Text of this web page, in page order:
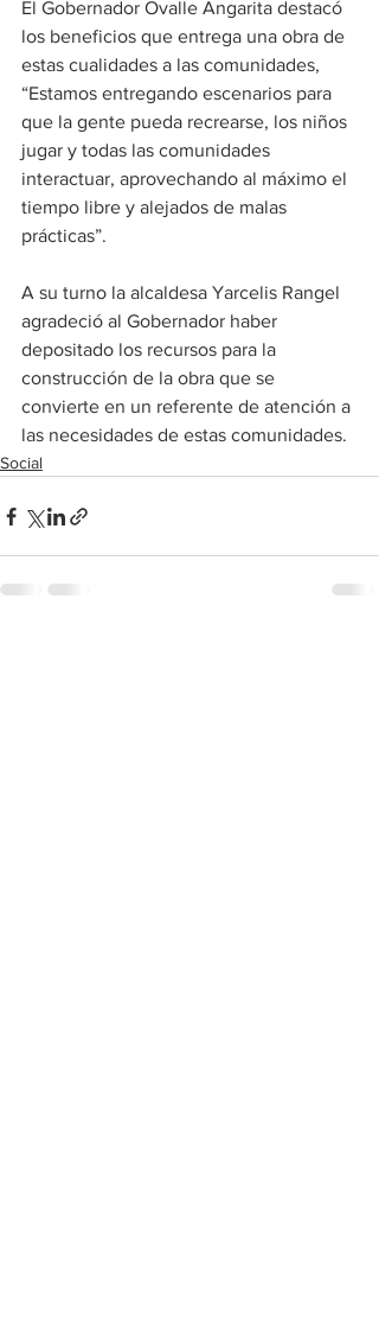
El Gobernador Ovalle Angarita destacó
los beneficios que entrega una obra de
estas cualidades a las comunidades,
“Estamos entregando escenarios para
que la gente pueda recrearse, los niños
jugar y todas las comunidades
interactuar, aprovechando al máximo el
tiempo libre y alejados de malas
prácticas”.
A su turno la alcaldesa Yarcelis Rangel
agradeció al Gobernador haber
depositado los recursos para la
construcción de la obra que se
convierte en un referente de atención a
las necesidades de estas comunidades.
Social